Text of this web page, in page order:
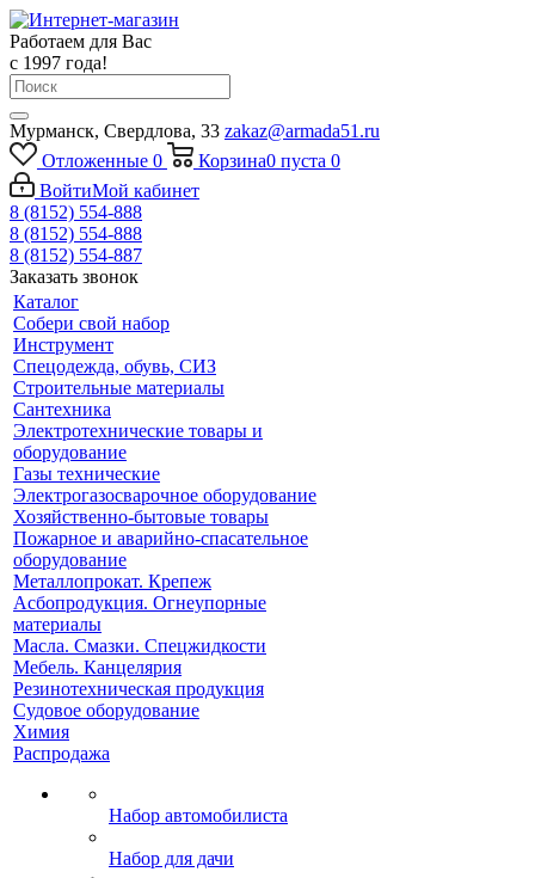
Работаем для Вас
с 1997 года!
Мурманск, Свердлова, 33 zakaz@armada51.ru
Отложенные 0 Корзина0 пуста 0
ВойтиМой кабинет
8 (8152) 554-888
8 (8152) 554-888
8 (8152) 554-887
Заказать звонок
Каталог
Собери свой набор
Инструмент
Спецодежда, обувь, СИЗ
Строительные материалы
Сантехника
Электротехнические товары и
оборудование
Газы технические
Электрогазосварочное оборудование
Хозяйственно-бытовые товары
Пожарное и аварийно-спасательное
оборудование
Металлопрокат. Крепеж
Асбопродукция. Огнеупорные
материалы
Масла. Смазки. Спецжидкости
Мебель. Канцелярия
Резинотехническая продукция
Судовое оборудование
Химия
Распродажа
Набор автомобилиста
Набор для дачи